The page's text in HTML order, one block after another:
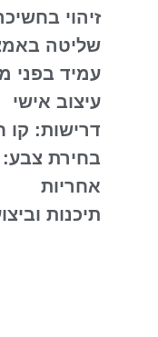
זיהוי
שליטה
עמיד בפני
עיצוב אישי
דרישות: קו
בחירת
אחריות
תיכנות